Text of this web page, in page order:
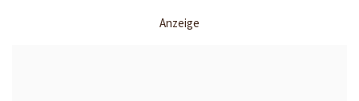
Anzeige